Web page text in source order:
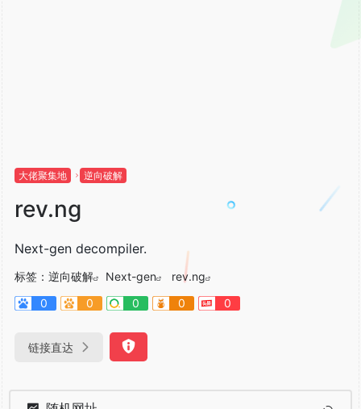
大佬聚集地 逆向破解
rev.ng
Next-gen decompiler.
标签： 逆向破解 Next-gen
rev.ng
0
0 0 0 0
链接直达